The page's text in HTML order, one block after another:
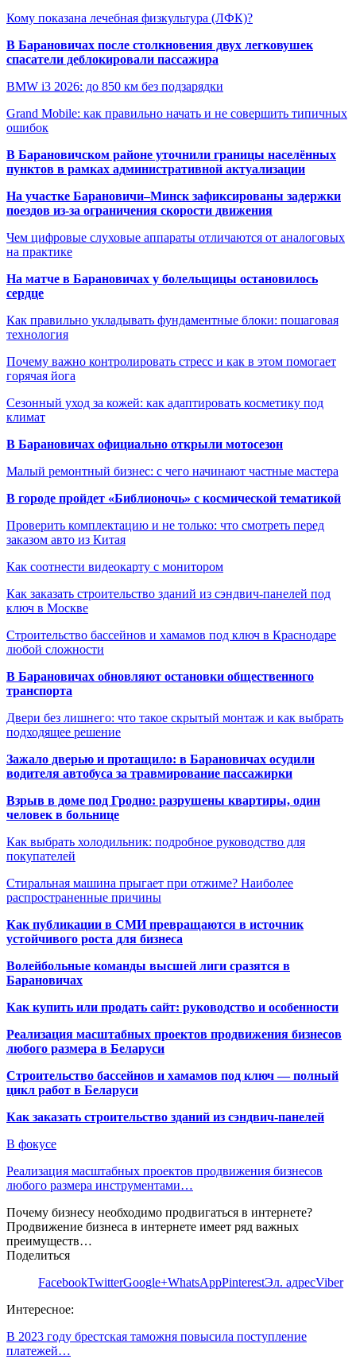
Кому показана лечебная физкультура (ЛФК)?
В Барановичах после столкновения двух легковушек
спасатели деблокировали пассажира
BMW i3 2026: до 850 км без подзарядки
Grand Mobile: как правильно начать и не совершить типичных
ошибок
В Барановичском районе уточнили границы населённых
пунктов в рамках административной актуализации
На участке Барановичи–Минск зафиксированы задержки
поездов из-за ограничения скорости движения
Чем цифровые слуховые аппараты отличаются от аналоговых
на практике
На матче в Барановичах у болельщицы остановилось
сердце
Как правильно укладывать фундаментные блоки: пошаговая
технология
Почему важно контролировать стресс и как в этом помогает
горячая йога
Сезонный уход за кожей: как адаптировать косметику под
климат
В Барановичах официально открыли мотосезон
Малый ремонтный бизнес: с чего начинают частные мастера
В городе пройдет «Библионочь» с космической тематикой
Проверить комплектацию и не только: что смотреть перед
заказом авто из Китая
Как соотнести видеокарту с монитором
Как заказать строительство зданий из сэндвич-панелей под
ключ в Москве
Строительство бассейнов и хамамов под ключ в Краснодаре
любой сложности
В Барановичах обновляют остановки общественного
транспорта
Двери без лишнего: что такое скрытый монтаж и как выбрать
подходящее решение
Зажало дверью и протащило: в Барановичах осудили
водителя автобуса за травмирование пассажирки
Взрыв в доме под Гродно: разрушены квартиры, один
человек в больнице
Как выбрать холодильник: подробное руководство для
покупателей
Стиральная машина прыгает при отжиме? Наиболее
распространенные причины
Как публикации в СМИ превращаются в источник
устойчивого роста для бизнеса
Волейбольные команды высшей лиги сразятся в
Барановичах
Как купить или продать сайт: руководство и особенности
Реализация масштабных проектов продвижения бизнесов
любого размера в Беларуси
Строительство бассейнов и хамамов под ключ — полный
цикл работ в Беларуси
Как заказать строительство зданий из сэндвич-панелей
В фокусе
Реализация масштабных проектов продвижения бизнесов
любого размера инструментами…
Почему бизнесу необходимо продвигаться в интернете?
Продвижение бизнеса в интернете имеет ряд важных
преимуществ…
Поделиться
FacebookTwitterGoogle+WhatsAppPinterestЭл. адресViber
Интересное:
В 2023 году брестская таможня повысила поступление
платежей…